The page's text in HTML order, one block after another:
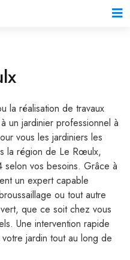
la réalisation de travaux
un jardinier professionnel à
vous les jardiniers les
la région de Le Rœulx,
vos besoins. Grâce à
un expert capable
ou tout autre
que ce soit chez vous
Une intervention rapide
jardin tout au long de